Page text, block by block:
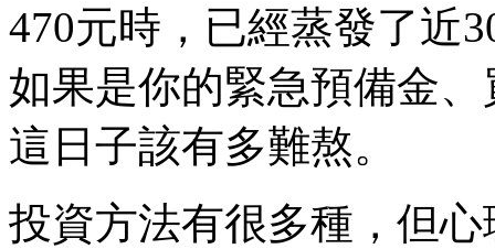
470元時，已經蒸發了近
如果是你的緊急預備金
這日子該有多難熬。
投資方法有很多種，但